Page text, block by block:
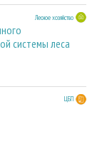
Лесное хозяйство
системы леса
ЦБП